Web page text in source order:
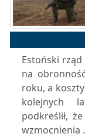
Estoński rząd
na
roku, a
kolejnych
podkreślił,
wzmocnienia